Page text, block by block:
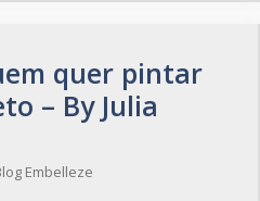
quer pintar
– By Julia
Embelleze